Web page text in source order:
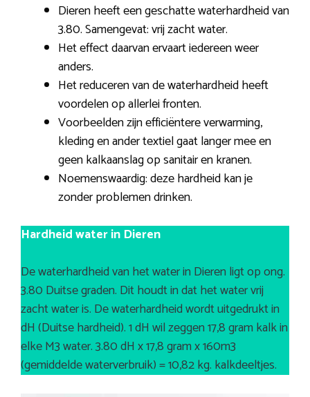
Dieren heeft een geschatte waterhardheid van
3.80. Samengevat: vrij zacht water.
Het effect daarvan ervaart iedereen weer
anders.
Het reduceren van de waterhardheid heeft
voordelen op allerlei fronten.
Voorbeelden zijn efficiëntere verwarming,
kleding en ander textiel gaat langer mee en
geen kalkaanslag op sanitair en kranen.
Noemenswaardig: deze hardheid kan je
zonder problemen drinken.
Hardheid water in Dieren
De waterhardheid van het water in Dieren ligt op ong.
3.80 Duitse graden. Dit houdt in dat het water vrij
zacht water is. De waterhardheid wordt uitgedrukt in
dH (Duitse hardheid). 1 dH wil zeggen 17,8 gram kalk in
elke M3 water. 3.80 dH x 17,8 gram x 160m3
(gemiddelde waterverbruik) = 10,82 kg. kalkdeeltjes.